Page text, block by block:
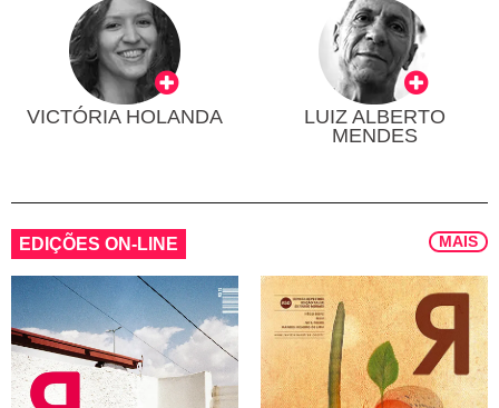
VICTÓRIA HOLANDA
LUIZ ALBERTO
MENDES
EDIÇÕES ON-LINE MAIS